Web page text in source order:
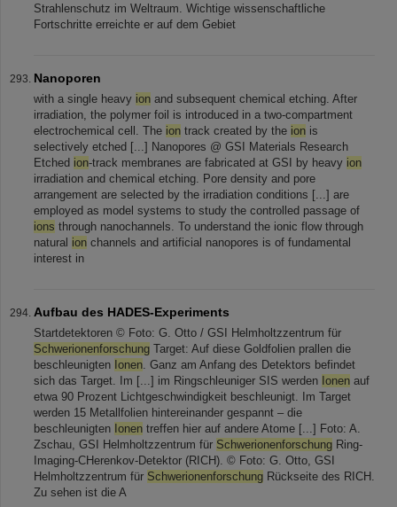
Strahlenschutz im Weltraum. Wichtige wissenschaftliche
Fortschritte erreichte er auf dem Gebiet
Nanoporen
with a single heavy ion and subsequent chemical etching. After
irradiation, the polymer foil is introduced in a two-compartment
electrochemical cell. The ion track created by the ion is
selectively etched [...] Nanopores @ GSI Materials Research
Etched ion-track membranes are fabricated at GSI by heavy ion
irradiation and chemical etching. Pore density and pore
arrangement are selected by the irradiation conditions [...] are
employed as model systems to study the controlled passage of
ions through nanochannels. To understand the ionic flow through
natural ion channels and artificial nanopores is of fundamental
interest in
Aufbau des HADES-Experiments
Startdetektoren © Foto: G. Otto / GSI Helmholtzzentrum für
Schwerionenforschung Target: Auf diese Goldfolien prallen die
beschleunigten Ionen. Ganz am Anfang des Detektors befindet
sich das Target. Im [...] im Ringschleuniger SIS werden Ionen auf
etwa 90 Prozent Lichtgeschwindigkeit beschleunigt. Im Target
werden 15 Metallfolien hintereinander gespannt – die
beschleunigten Ionen treffen hier auf andere Atome [...] Foto: A.
Zschau, GSI Helmholtzzentrum für Schwerionenforschung Ring-
Imaging-CHerenkov-Detektor (RICH). © Foto: G. Otto, GSI
Helmholtzzentrum für Schwerionenforschung Rückseite des RICH.
Zu sehen ist die A